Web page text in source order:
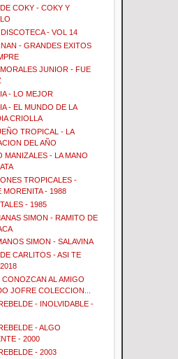
COKY - COKY Y
- VOL 14
- GRANDES EXITOS
JUNIOR - FUE
- LO MEJOR
- EL MUNDO DE LA
CRIOLLA
TROPICAL - LA
DEL AÑO
MANIZALES - LA MANO
TROPICALES -
MORENITA - 1988
- 1985
SIMON - RAMITO DE
SIMON - SALAVINA
CARLITOS - ASI TE
CONOZCAN AL AMIGO
JOFRE COLECCION...
- INOLVIDABLE -
- ALGO
- 2000
- 2003